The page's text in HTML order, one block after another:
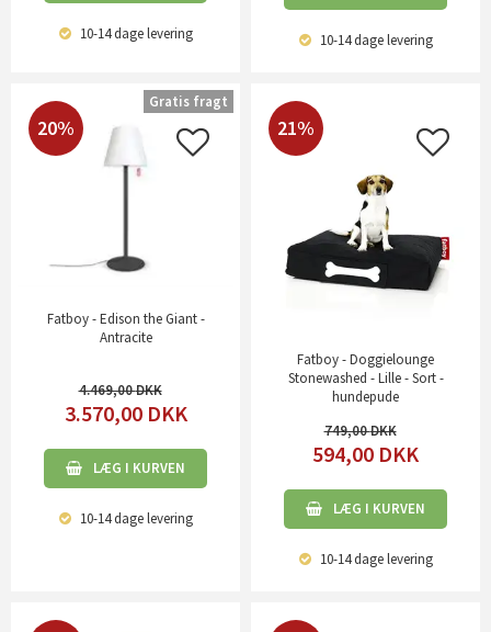
10-14 dagelevering 10-14 dagelevering
20%
Fatboy - Edison the Giant -
Antracite
4.469,00
3.570,00 DKK
LÆG I KURVEN
10-14 dagelevering
Gratis fragt
21%
Fatboy - Doggielounge
Stonewashed - Lille - Sort -
hundepude
749,00
594,00 DKK
LÆG I KURVEN
10-14 dagelevering